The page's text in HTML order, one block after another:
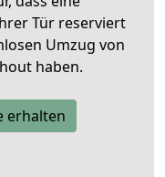
Tür reserviert
Umzug von
haben.
erhalten